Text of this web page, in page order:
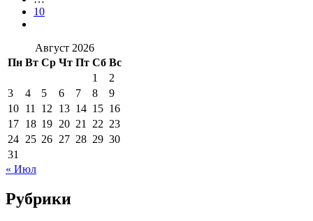
10
Август 2026
Пн Вт Ср Чт Пт Сб Вс
1
2
3
4 5 6 7 8
9
10 11 12 13 14 15 16
17 18 19 20 21 22 23
24 25 26 27 28 29 30
31
« Июл
Рубрики